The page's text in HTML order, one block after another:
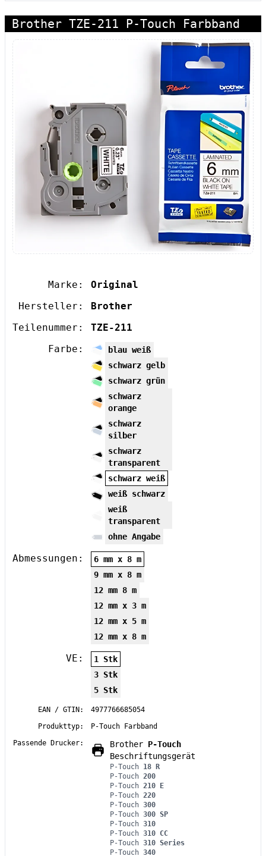
Brother TZE-211 P-Touch Farbband
Marke:
Original
Hersteller:
Brother
Teilenummer:
TZE-211
Farbe:
blau weiß
schwarz gelb
schwarz grün
schwarz
orange
schwarz
silber
schwarz
transparent
schwarz weiß
weiß schwarz
weiß
transparent
ohne Angabe
Abmessungen:
6 mm x 8 m
9 mm x 8 m
12 mm 8 m
12 mm x 3 m
12 mm x 5 m
12 mm x 8 m
VE:
1 Stk
3 Stk
5 Stk
EAN / GTIN:
4977766685054
Produkttyp:
P-Touch Farbband
Passende Drucker:
Brother P-Touch
Beschriftungsgerät
P-Touch 18 R
P-Touch 200
P-Touch 210 E
P-Touch 220
P-Touch 300
P-Touch 300 SP
P-Touch 310
P-Touch 310 CC
P-Touch 310 Series
P-Touch 340